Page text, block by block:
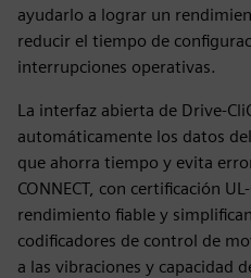
ayudarlo a lograr un
reducir el tiempo de
interrupciones operativas.
La interfaz abierta de Drive-
automáticamente los datos
que ahorra tiempo y evita
CONNECT, con certificación
rendimiento fiable y
codificadores de control de
a las vibraciones y capacidad